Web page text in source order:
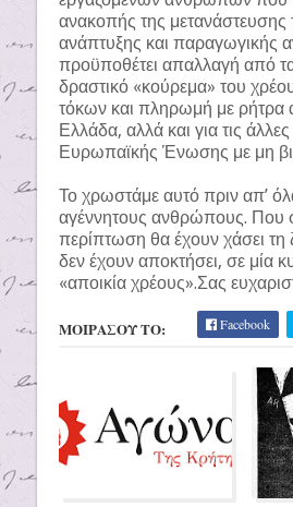
ανακοπής της
ανάπτυξης και παραγωγικής
προϋποθέτει απαλλαγή από
δραστικό «κούρεμα» του
τόκων και πληρωμή με ρήτρα
Ελλάδα, αλλά και για τις
Ευρωπαϊκής Ένωσης με μη
Το χρωστάμε αυτό πριν απ’
αγέννητους ανθρώπους. Που
περίπτωση θα έχουν χάσει
δεν έχουν αποκτήσει, σε μία
«αποικία χρέους».Σας
ΜΟΙΡΑΣΟΥ ΤΟ: Facebook